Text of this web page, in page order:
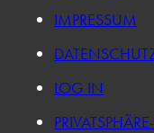
IMPRESSUM
LOG IN